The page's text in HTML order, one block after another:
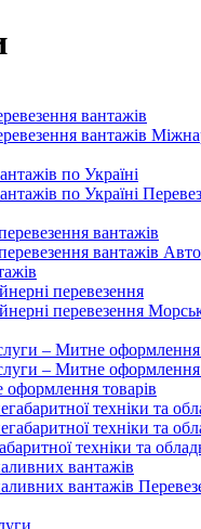
товарів
техніки та